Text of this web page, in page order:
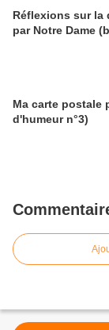
Réflexions sur la
par Notre Dame
Ma carte postale
d'humeur n°3)